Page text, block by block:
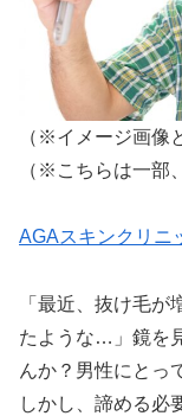
（※イメージ画像
（※こちらは一部
AGAスキンクリニ
「最近、抜け毛
たような…」鏡を
んか？男性にとっ
しかし、諦める必